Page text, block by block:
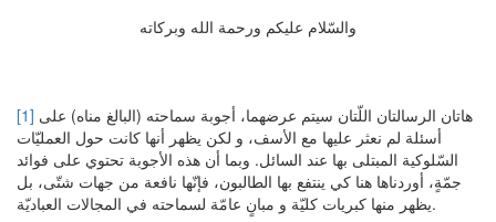
والسّلام عليكم ورحمة الله وبركاته
[1]
أسئلة لم نعثر عليها مع الأسف، و لكن يظهر أنها كانت حول العمليّات
السّلوكية المبتلى بها عند السائل. وبما أن هذه الأجوبة تحتوي على فوائد
جمّةٍ، أوردناها هنا كي ينتفع بها الطالبون، فإنّها نافعة من جهات شتّى، بل
يظهر منها كبريات كليّة و مبانٍ عامّة لسماحته في المجالات العباديّة.